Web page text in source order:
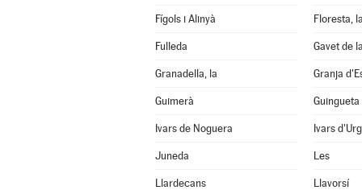
Fígols i Alinyà Floresta, la
Fulleda Gavet de
Granadella, la Granja
Guimerà Guingueta
Ivars de Noguera Ivars
Juneda Les
Llardecans Llavorsí